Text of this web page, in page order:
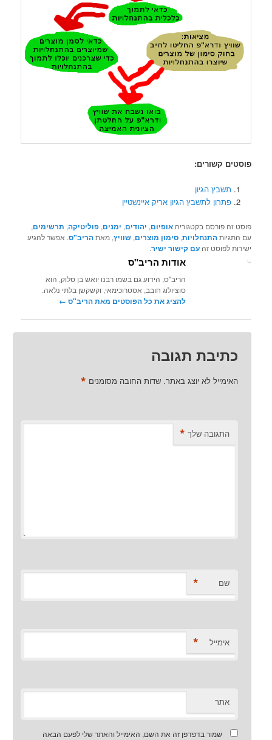
פוסטים קשורים:
תשבץ הגיון
פתרון לתשבץ הגיון אריק איינשטיין
פוסט זה פורסם בקטגוריהאופיום, יהודים, ימנים,פוליטיקה, תרשימים,
עם התגיותהתנחלויות,סימון מוצרים,שוויץ, מאתהריב"ס. אפשר להגיע
ישירות לפוסט זהעם קישור ישיר.
אודות הריב"ס
הריב"ס, הידוע גם בשמו רבנו יואש בן סלוק, הוא
סוציולוג חובב, אסטרוכימאי, וקשקשן בלתי נלאה.
להציג את כל הפוסטים מאת הריב"ס‏ ←
כתיבת תגובה
האימייל לא יוצג באתר. שדות החובה מסומנים *
התגובה שלך *
שם *
אימייל *
אתר
שמור בדפדפן זה את השם, האימייל והאתר שלי לפעם הבאה